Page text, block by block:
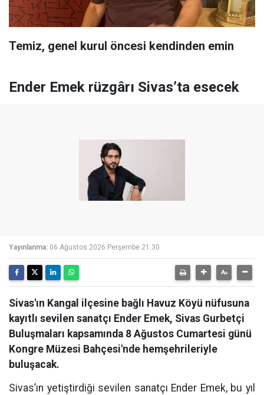
Temiz, genel kurul öncesi kendinden emin
Ender Emek rüzgârı Sivas’ta esecek
Yayınlanma: 06 Ağustos 2026 Perşembe 21:30
Sivas'ın Kangal ilçesine bağlı Havuz Köyü nüfusuna
kayıtlı sevilen sanatçı Ender Emek, Sivas Gurbetçi
Buluşmaları kapsamında 8 Ağustos Cumartesi günü
Kongre Müzesi Bahçesi'nde hemşehrileriyle
buluşacak.
Sivas’ın yetiştirdiği sevilen sanatçı Ender Emek, bu yıl